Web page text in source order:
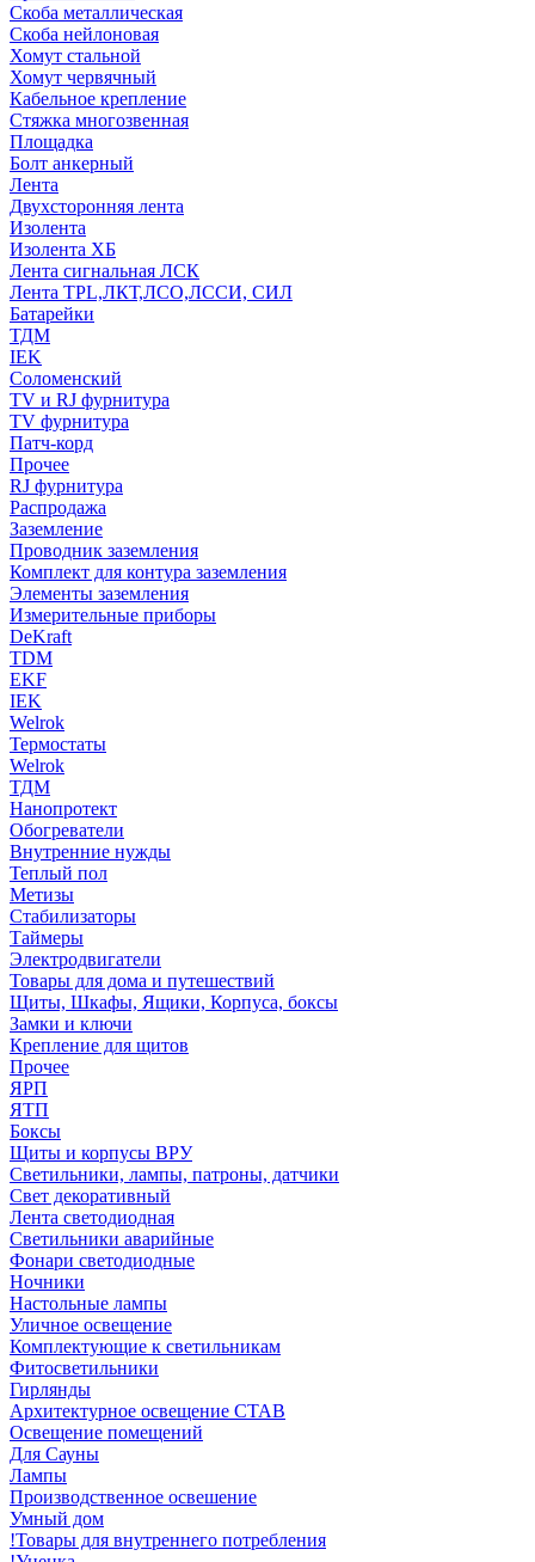
Скоба металлическая
Скоба нейлоновая
Хомут стальной
Хомут червячный
Кабельное крепление
Стяжка многозвенная
Площадка
Болт анкерный
Лента
Двухсторонняя лента
Изолента
Изолента ХБ
Лента сигнальная ЛСК
Лента TPL,ЛКТ,ЛСО,ЛССИ, СИЛ
Батарейки
ТДМ
IEK
Соломенский
TV и RJ фурнитура
TV фурнитура
Патч-корд
Прочее
RJ фурнитура
Распродажа
Заземление
Проводник заземления
Комплект для контура заземления
Элементы заземления
Измерительные приборы
DeKraft
TDM
EKF
IEK
Welrok
Термостаты
Welrok
ТДМ
Нанопротект
Обогреватели
Внутренние нужды
Теплый пол
Метизы
Стабилизаторы
Таймеры
Электродвигатели
Товары для дома и путешествий
Щиты, Шкафы, Ящики, Корпуса, боксы
Замки и ключи
Крепление для щитов
Прочее
ЯРП
ЯТП
Боксы
Щиты и корпусы ВРУ
Светильники, лампы, патроны, датчики
Свет декоративный
Лента светодиодная
Светильники аварийные
Фонари светодиодные
Ночники
Настольные лампы
Уличное освещение
Комплектующие к светильникам
Фитосветильники
Гирлянды
Архитектурное освещение СТАВ
Освещение помещений
Для Сауны
Лампы
Производственное освешение
Умный дом
!Товары для внутреннего потребления